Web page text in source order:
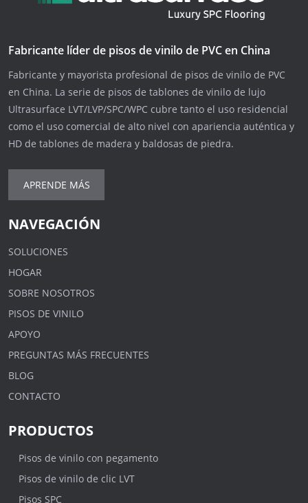
Fabricante líder de pisos de vinilo de PVC en China
Fabricante y mayorista profesional de pisos de vinilo de PVC
en China. La serie de pisos de tablones de vinilo de lujo
Ultrasurface LVT/LVP/SPC/WPC cubre tanto el uso residencial
como el uso comercial de alto nivel con apariencia auténtica y
HD de tablones de madera y baldosas de piedra.
APRENDE MÁS
NAVEGACIÓN
SOLUCIONES
HOGAR
SOBRE NOSOTROS
PISOS DE VINILO
APOYO
PREGUNTAS MÁS FRECUENTES
BLOG
CONTACTO
PRODUCTOS
Pisos de vinilo con pegamento
Pisos de vinilo de clic LVT
Pisos SPC